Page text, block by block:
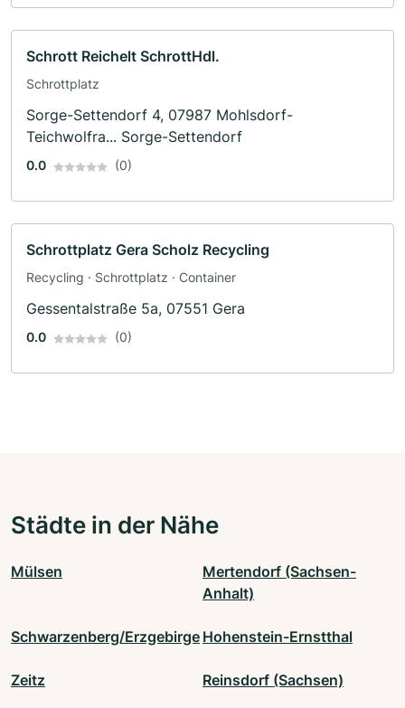
Schrott Reichelt SchrottHdl.
Schrottplatz
Sorge-Settendorf 4, 07987 Mohlsdorf-
Teichwolfra... Sorge-Settendorf
0.0 (0)
Schrottplatz Gera Scholz Recycling
Recycling · Schrottplatz · Container
Gessentalstraße 5a, 07551 Gera
0.0 (0)
Städte in der Nähe
Mülsen
Mertendorf (Sachsen-
Anhalt)
Schwarzenberg/Erzgebirge Hohenstein-Ernstthal
Zeitz Reinsdorf (Sachsen)